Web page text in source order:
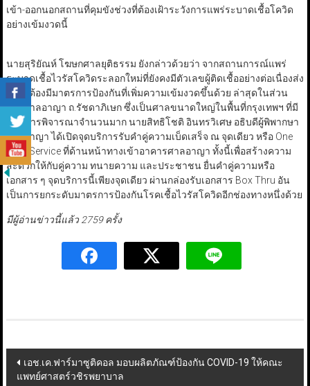
เข้า-ออกนอกสถานที่คุมขังช่วงที่ต้องเฝ้าระวังการแพร่ระบาดเชื้อโควิด
อย่างเข้มงวดนี้
นายสุริยัณห์ โฆษกศาลยุติธรรม ยังกล่าวด้วยว่า จากสถานการณ์แพร่
ระบาดเชื้อไวรัสโควิดระลอกใหม่ที่ยังคงมีตัวเลขผู้ติดเชื้ออย่างต่อเนื่องส่ง
ผลให้ต้องมีมาตรการป้องกันที่เพิ่มความเข้มงวดขึ้นด้วย ล่าสุดในส่วน
ของศาลอาญา ถ.รัชดาภิเษก ซึ่งเป็นศาลขนาดใหญ่ในพื้นที่กรุงเทพฯ ที่มี
คดีสู่การพิจารณาจำนวนมาก นายสิทธิโชติ อินทรวิเศษ อธิบดีผู้พิพากษา
ศาลอาญา ได้เปิดจุดบริการรับคำคู่ความเบ็ดเสร็จ ณ จุดเดียว หรือ One
Stop Service ที่ด้านหน้าทางเข้าอาคารศาลอาญา ทั้งนี้เพื่อสร้างความ
สะดวกให้กับคู่ความ ทนายความ และประชาชน ยื่นคำคู่ความหรือ
เอกสาร ๆ จุดบริการนี้เพียงจุดเดียว ผ่านกล่องรับเอกสาร Box Thru อัน
เป็นการยกระดับมาตรการป้องกันโรคเชื้อไวรัสโควิดอีกช่องทางหนึ่งด้วย
มีผู้อ่านข่าวนี้แล้ว 2759 ครั้ง
Post
เอช.เค.ฟาร์มาซูติคอล มอบผลิตภัณฑ์ป้องกัน COVID-19 ให้คณะ
แพทย์ศาสตร์วชิรพยาบาล